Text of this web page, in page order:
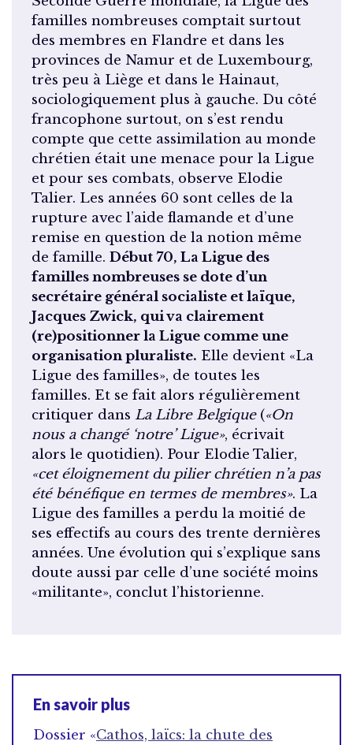
familles nombreuses comptait surtout
des membres en Flandre et dans les
provinces de Namur et de Luxembourg,
très peu à Liège et dans le Hainaut,
sociologiquement plus à gauche. Du côté
francophone surtout, on s’est rendu
compte que cette assimilation au monde
chrétien était une menace pour la Ligue
et pour ses combats, observe Elodie
Talier. Les années 60 sont celles de la
rupture avec l’aide flamande et d’une
remise en question de la notion même
de famille. Début 70, La Ligue des
familles nombreuses se dote d’un
secrétaire général socialiste et laïque,
Jacques Zwick, qui va clairement
(re)positionner la Ligue comme une
organisation pluraliste. Elle devient «La
Ligue des familles», de toutes les
familles. Et se fait alors régulièrement
critiquer dans La Libre Belgique(«On
nous a changé ‘notre’ Ligue», écrivait
alors le quotidien). Pour Elodie Talier,
«cet éloignement du pilier chrétien n’a pas
été bénéfique en termes de membres». La
Ligue des familles a perdu la moitié de
ses effectifs au cours des trente dernières
années. Une évolution qui s’explique sans
doute aussi par celle d’une société moins
«militante», conclut l’historienne.
En savoir plus
Dossier «Cathos, laïcs: la chute des